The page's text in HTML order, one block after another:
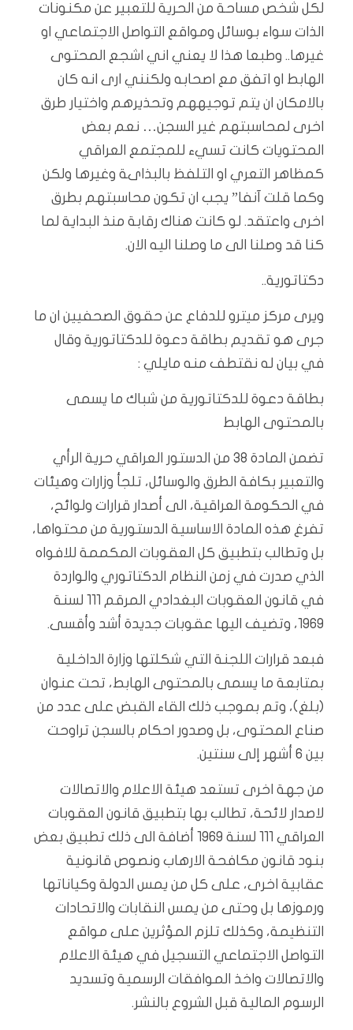
لكل شخص مساحة من الحرية للتعبير عن مكنونات
الذات سواء بوسائل ومواقع التواصل الاجتماعي او
غيرها.. وطبعا هذا لا يعني اني اشجع المحتوى
الهابط او اتفق مع اصحابه ولكنني ارى انه كان
بالامكان ان يتم توجيههم وتحذيرهم واختيار طرق
اخرى لمحاسبتهم غير السجن… نعم بعض
المحتويات كانت تسيء للمجتمع العراقي
كمظاهر التعري او التلفظ بالبذاىة وغيرها ولكن
وكما قلت آنفا” يجب ان تكون محاسبتهم بطرق
اخرى واعتقد. لو كانت هناك رقابة منذ البداية لما
كنا قد وصلنا الى ما وصلنا اليه الان.
دكتاتورية..
ويرى مركز ميترو للدفاع عن حقوق الصحفيين ان ما
جرى هو تقديم بطاقة دعوة للدكتاتورية وقال
في بيان له نقتطف منه مايلي :
بطاقة دعوة للدكتاتورية من شباك ما يسمى
بالمحتوى الهابط
تضمن المادة 38 من الدستور العراقي حرية الرأي
والتعبير بكافة الطرق والوسائل، تلجأ وزارات وهيئات
في الحكومة العراقية، الى أصدار قرارات ولوائح،
تفرغ هذه المادة الاساسية الدستورية من محتواها،
بل وتطالب بتطبيق كل العقوبات المكممة للافواه
الذي صدرت في زمن النظام الدكتاتوري والواردة
في قانون العقوبات البغدادي المرقم 111 لسنة
1969، وتضيف اليها عقوبات جديدة أشد وأقسى.
فبعد قرارات اللجنة التي شكلتها وزارة الداخلية
بمتابعة ما يسمى بالمحتوى الهابط، تحت عنوان
(بلغ)، وتم بموجب ذلك القاء القبض على عدد من
صناع المحتوى، بل وصدور احكام بالسجن تراوحت
بين 6 أشهر إلى سنتين.
من جهة اخرى تستعد هيئة الاعلام والاتصالات
لاصدار لائحة، تطالب بها بتطبيق قانون العقوبات
العراقي 111 لسنة 1969 أضافة الى ذلك تطبيق بعض
بنود قانون مكافحة الارهاب ونصوص قانونية
عقابية اخرى، على كل من يمس الدولة وكياناتها
ورموزها بل وحتى من يمس النقابات والاتحادات
التنظيمة، وكذلك تلزم المؤثرين على مواقع
التواصل الاجتماعي التسجيل في هيئة الاعلام
والاتصالات واخذ الموافقات الرسمية وتسديد
الرسوم المالية قبل الشروع بالنشر.